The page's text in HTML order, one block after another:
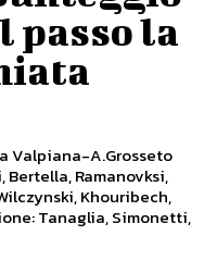
passo la
Valpiana-A.Grosseto
Ramanovksi,
Khouribech,
Tanaglia, Simonetti,